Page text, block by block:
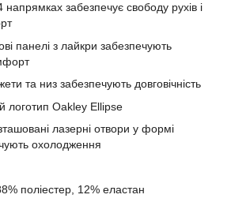
напрямках забезпечує свободу рухів і
панелі з лайкри забезпечують
та низ забезпечують довговічність
логотип Oakley Ellipse
лазерні отвори у формі
охолодження
поліестер, 12% еластан